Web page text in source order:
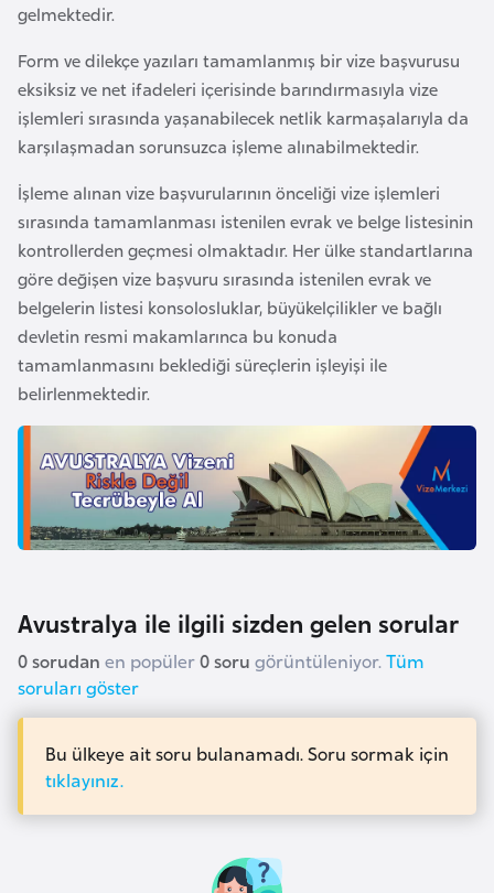
gelmektedir.
Form ve dilekçe yazıları tamamlanmış bir vize başvurusu
eksiksiz ve net ifadeleri içerisinde barındırmasıyla vize
işlemleri sırasında yaşanabilecek netlik karmaşalarıyla da
karşılaşmadan sorunsuzca işleme alınabilmektedir.
İşleme alınan vize başvurularının önceliği vize işlemleri
sırasında tamamlanması istenilen evrak ve belge listesinin
kontrollerden geçmesi olmaktadır. Her ülke standartlarına
göre değişen vize başvuru sırasında istenilen evrak ve
belgelerin listesi konsolosluklar, büyükelçilikler ve bağlı
devletin resmi makamlarınca bu konuda
tamamlanmasını beklediği süreçlerin işleyişi ile
belirlenmektedir.
Avustralya ile ilgili sizden gelen sorular
0 sorudan en popüler0 soru görüntüleniyor. Tüm
soruları göster
Bu ülkeye ait soru bulanamadı. Soru sormak için
tıklayınız.
a
n
g
l
a
d
e
ş
B
e
l
a
r
s
l
ç
i
k
B